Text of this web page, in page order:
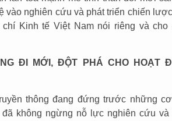
vào nghiên cứu và phát triển chiến
Kinh tế Việt Nam nói riêng và
ĐI MỚI, ĐỘT PHÁ CHO HOẠT
thông đang đứng trước những
đã không ngừng nỗ lực nghiên cứu